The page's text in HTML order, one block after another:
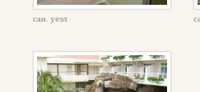
сан. уезл